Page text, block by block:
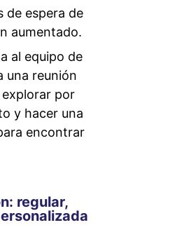
de espera de
aumentado.
al equipo de
una reunión
por
y hacer una
encontrar
regular,